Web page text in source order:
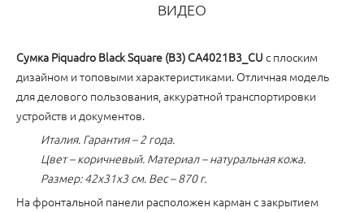
ВИДЕО
Cумка Piquadro Black Square (B3) CA4021B3_CU с плоским
дизайном и топовыми характеристиками. Отличная модель
для делового пользования, аккуратной транспортировки
устройств и документов.
Италия. Гарантия – 2 года.
Цвет – коричневый. Материал – натуральная кожа.
Размер: 42x31x3 см. Вес – 870 г.
На фронтальной панели расположен карман с закрытием